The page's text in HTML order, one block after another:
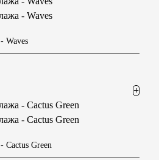
- Waves
- Cactus Green